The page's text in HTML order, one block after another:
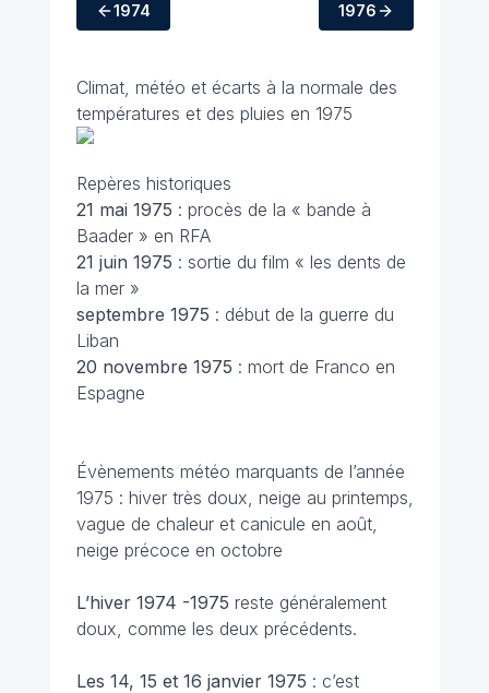
1974 1976
Climat, météo et écarts à la normale des
températures et des pluies en 1975
Repères historiques
21 mai 1975 : procès de la « bande à
Baader » en RFA
21 juin 1975 : sortie du film « les dents de
la mer »
septembre 1975 : début de la guerre du
Liban
20 novembre 1975 : mort de Franco en
Espagne
Évènements météo marquants de l’année
1975 : hiver très doux, neige au printemps,
vague de chaleur et canicule en août,
neige précoce en octobre
L’hiver 1974 -1975 reste généralement
doux, comme les deux précédents.
Les 14, 15 et 16 janvier 1975 : c’est